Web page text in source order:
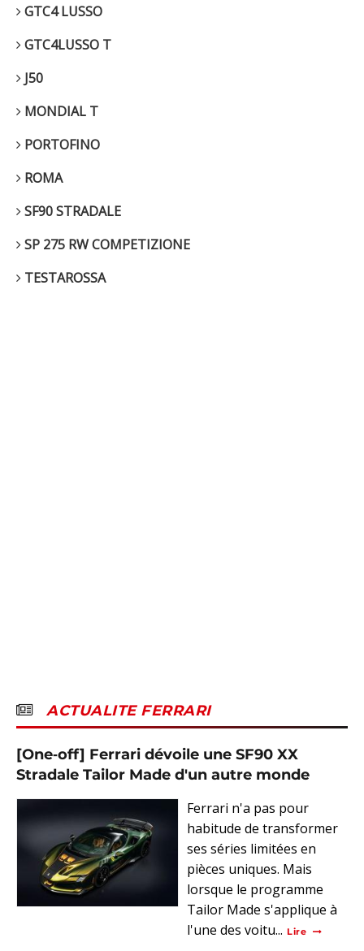
GTC4 LUSSO
GTC4LUSSO T
J50
MONDIAL T
PORTOFINO
ROMA
SF90 STRADALE
SP 275 RW COMPETIZIONE
TESTAROSSA
ACTUALITE FERRARI
[One‑off] Ferrari dévoile une SF90 XX
Stradale Tailor Made d'un autre monde
Ferrari n'a pas pour
habitude de transformer
ses séries limitées en
pièces uniques. Mais
lorsque le programme
Tailor Made s'applique à
l'une des voitu... Lire